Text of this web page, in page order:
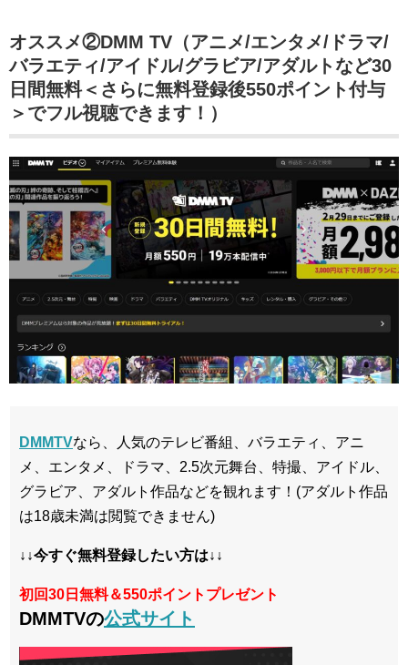
オススメ②DMM TV（アニメ/エンタメ/ドラマ/
バラエティ/アイドル/グラビア/アダルトなど30
日間無料＜さらに無料登録後550ポイント付与
＞でフル視聴できます！）
DMMTVなら、人気のテレビ番組、バラエティ、アニ
メ、エンタメ、ドラマ、2.5次元舞台、特撮、アイドル、
グラビア、アダルト作品などを観れます！(アダルト作品
は18歳未満は閲覧できません)
↓↓今すぐ無料登録したい方は↓↓
初回30日無料＆550ポイントプレゼント
DMMTVの公式サイト